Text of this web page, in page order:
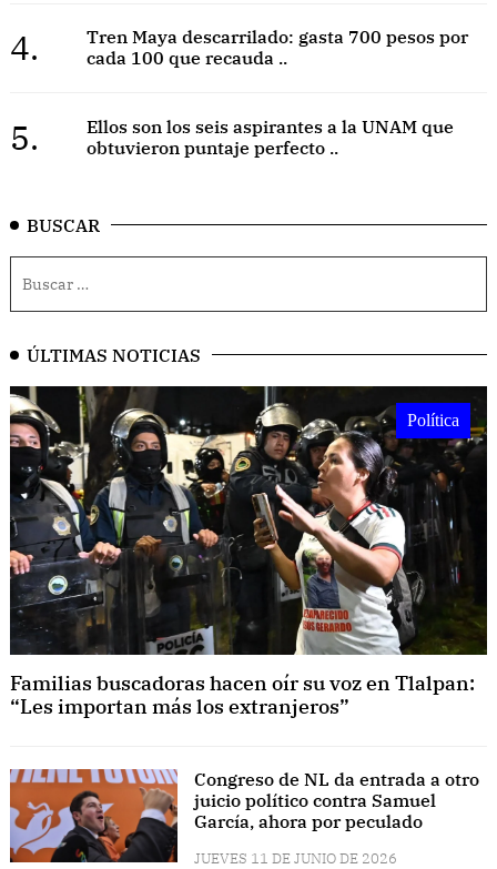
4.
Tren Maya descarrilado: gasta 700 pesos por
cada 100 que recauda ..
5.
Ellos son los seis aspirantes a la UNAM que
obtuvieron puntaje perfecto ..
BUSCAR
ÚLTIMAS NOTICIAS
Política
Familias buscadoras hacen oír su voz en Tlalpan:
“Les importan más los extranjeros”
Congreso de NL da entrada a otro
juicio político contra Samuel
García, ahora por peculado
JUEVES 11 DE JUNIO DE 2026